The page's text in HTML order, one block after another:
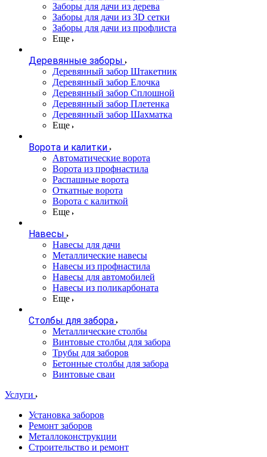
Заборы для дачи из дерева
Заборы для дачи из 3D сетки
Заборы для дачи из профлиста
Еще
Деревянные заборы
Деревянный забор Штакетник
Деревянный забор Елочка
Деревянный забор Сплошной
Деревянный забор Плетенка
Деревянный забор Шахматка
Еще
Ворота и калитки
Автоматические ворота
Ворота из профнастила
Распашные ворота
Откатные ворота
Ворота с калиткой
Еще
Навесы
Навесы для дачи
Металлические навесы
Навесы из профнастила
Навесы для автомобилей
Навесы из поликарбоната
Еще
Столбы для забора
Металлические столбы
Винтовые столбы для забора
Трубы для заборов
Бетонные столбы для забора
Винтовые сваи
Услуги
Установка заборов
Ремонт заборов
Металлоконструкции
Строительство и ремонт